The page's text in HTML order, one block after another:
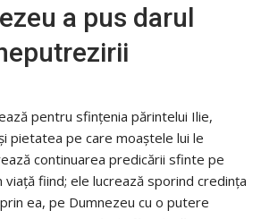
a pus darul
pentru sfinţenia părintelui Ilie,
pietatea pe care moaştele lui le
continuarea predicării sfinte pe
viaţă fiind; ele lucrează sporind credinţa
ea, pe Dumnezeu cu o putere